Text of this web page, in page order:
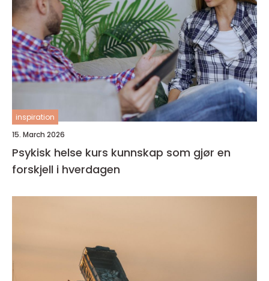
inspiration
15. March 2026
Psykisk helse kurs kunnskap som gjør en
forskjell i hverdagen